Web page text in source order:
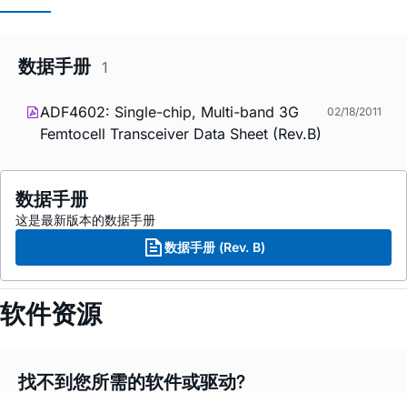
数据手册 1
ADF4602: Single-chip, Multi-band 3G
Femtocell Transceiver Data Sheet (Rev.B)
02/18/2011
数据手册
这是最新版本的数据手册
数据手册 (Rev. B)
软件资源
找不到您所需的软件或驱动?